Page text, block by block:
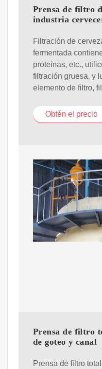
Prensa de filtro
industria
Filtración de
fermentada
proteínas, etc.,
filtración gruesa, y
elemento de filtro,
Obtén el precio
Prensa de filtro
de goteo y canal
Prensa de filtro